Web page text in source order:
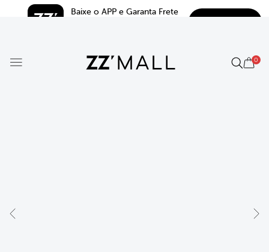
Baixe o APP e Garanta Frete
0